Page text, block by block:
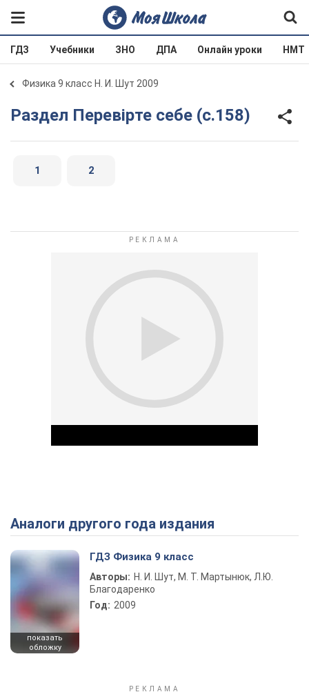
ГДЗ Учебники ЗНО ДПА Онлайн уроки НМТ
Физика 9 класс Н. И. Шут 2009
Раздел Перевірте себе (с.158)
1 2
Play Video
Аналоги другого года издания
показать
обложку
ГДЗ Физика 9 класс
Авторы: Н. И. Шут, М. Т. Мартынюк, Л.Ю.
Благодаренко
Год: 2009